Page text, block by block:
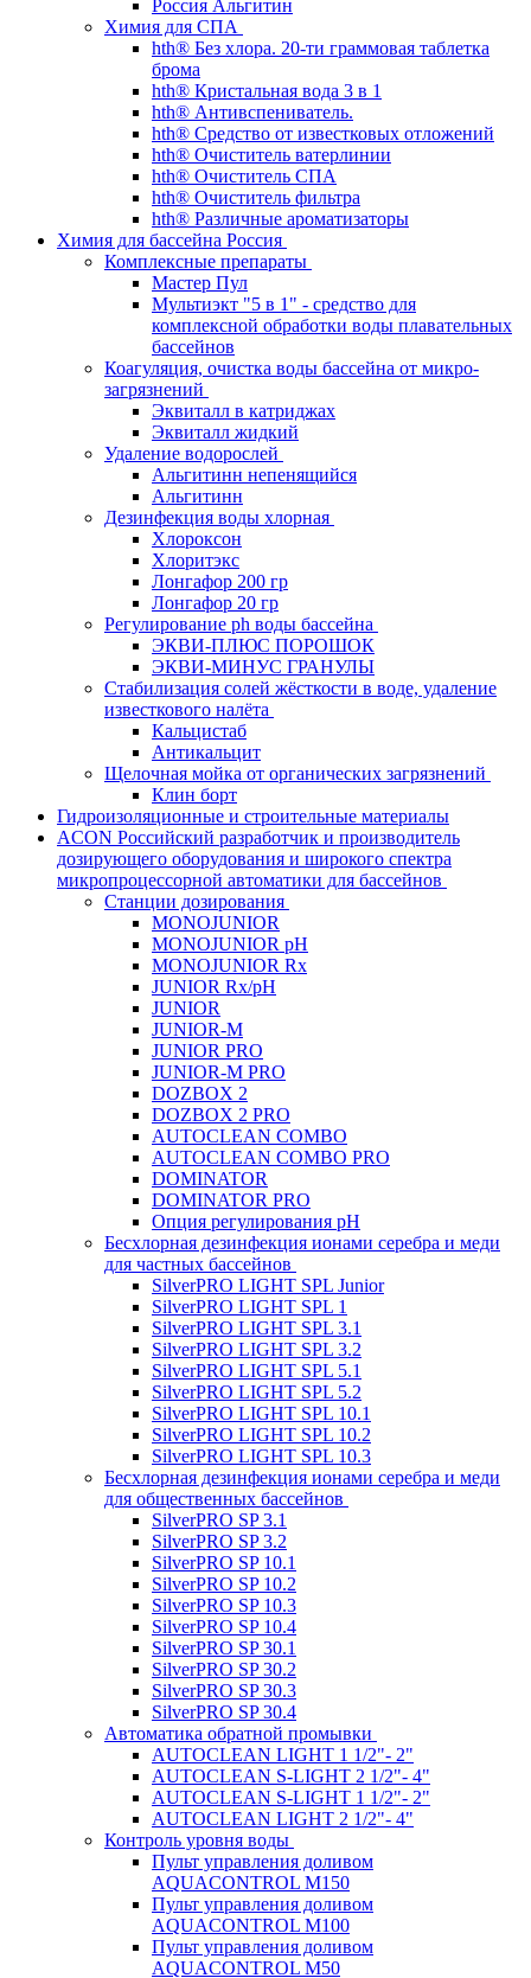
Россия Альгитин
Химия для СПА
hth® Без хлора. 20-ти граммовая таблетка
брома
hth® Кристальная вода 3 в 1
hth® Антивспениватель.
hth® Средство от известковых отложений
hth® Очиститель ватерлинии
hth® Очиститель СПА
hth® Очиститель фильтра
hth® Различные ароматизаторы
Химия для бассейна Россия
Комплексные препараты
Мастер Пул
Мультиэкт "5 в 1" - средство для
комплексной обработки воды плавательных
бассейнов
Коагуляция, очистка воды бассейна от микро-
загрязнений
Эквиталл в катриджах
Эквиталл жидкий
Удаление водорослей
Альгитинн непенящийся
Альгитинн
Дезинфекция воды хлорная
Хлороксон
Хлоритэкс
Лонгафор 200 гр
Лонгафор 20 гр
Регулирование ph воды бассейна
ЭКВИ-ПЛЮС ПОРОШОК
ЭКВИ-МИНУС ГРАНУЛЫ
Стабилизация солей жёсткости в воде, удаление
известкового налёта
Кальцистаб
Антикальцит
Щелочная мойка от органических загрязнений
Клин борт
Гидроизоляционные и строительные материалы
ACON Российский разработчик и производитель
дозирующего оборудования и широкого спектра
микропроцессорной автоматики для бассейнов
Станции дозирования
MONOJUNIOR
MONOJUNIOR pH
MONOJUNIOR Rx
JUNIOR Rx/pH
JUNIOR
JUNIOR-M
JUNIOR PRO
JUNIOR-M PRO
DOZBOX 2
DOZBOX 2 PRO
AUTOCLEAN COMBO
AUTOCLEAN COMBO PRO
DOMINATOR
DOMINATOR PRO
Опция регулирования pH
Беcхлорная дезинфекция ионами серебра и меди
для частных бассейнов
SilverPRO LIGHT SPL Junior
SilverPRO LIGHT SPL 1
SilverPRO LIGHT SPL 3.1
SilverPRO LIGHT SPL 3.2
SilverPRO LIGHT SPL 5.1
SilverPRO LIGHT SPL 5.2
SilverPRO LIGHT SPL 10.1
SilverPRO LIGHT SPL 10.2
SilverPRO LIGHT SPL 10.3
Беcхлорная дезинфекция ионами серебра и меди
для общественных бассейнов
SilverPRO SP 3.1
SilverPRO SP 3.2
SilverPRO SP 10.1
SilverPRO SP 10.2
SilverPRO SP 10.3
SilverPRO SP 10.4
SilverPRO SP 30.1
SilverPRO SP 30.2
SilverPRO SP 30.3
SilverPRO SP 30.4
Автоматика обратной промывки
AUTOCLEAN LIGHT 1 1/2"- 2"
AUTOCLEAN S-LIGHT 2 1/2"- 4"
AUTOCLEAN S-LIGHT 1 1/2"- 2"
AUTOCLEAN LIGHT 2 1/2"- 4"
Контроль уровня воды
Пульт управления доливом
AQUACONTROL M150
Пульт управления доливом
AQUACONTROL M100
Пульт управления доливом
AQUACONTROL M50